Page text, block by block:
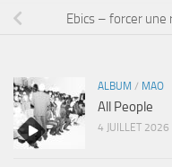
Ebics – forcer une
ALBUM / MAO
All People
4 JUILLET 2026